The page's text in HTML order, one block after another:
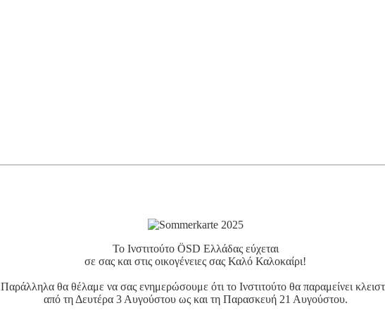
Το Ινστιτούτο ÖSD Ελλάδας εύχεται
σε σας και στις οικογένειες σας Καλό Καλοκαίρι!
Παράλληλα θα θέλαμε να σας ενημερώσουμε ότι το Ινστιτούτο θα παραμείνει
από τη Δευτέρα 3 Αυγούστου ως και τη Παρασκευή 21 Αυγούστου.